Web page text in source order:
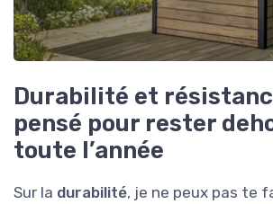
Durabilité et
pensé pour rester
toute l’année
Sur la durabilité, je ne peux pas te